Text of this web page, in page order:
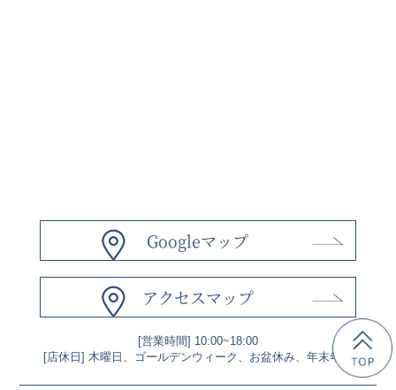
Googleマップ
アクセスマップ
[営業時間] 10:00~18:00
[店休日] 木曜日、ゴールデンウィーク、お盆休み、年末年始